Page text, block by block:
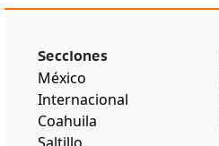
Secciones
México
Internacional
Coahuila